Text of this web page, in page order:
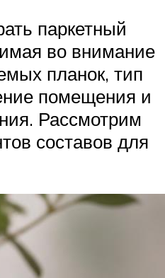
паркетный
во внимание
планок, тип
помещения и
Рассмотрим
составов для